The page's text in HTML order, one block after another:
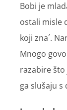
Bobi je
ostali misle
koji zna´.
Mnogo
razabire
ga slušaju s